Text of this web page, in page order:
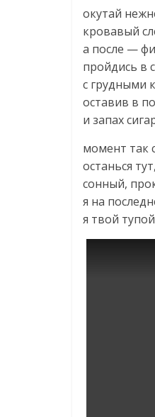
окутай
кровавый
а после —
пройдись в
с грудными
оставив в
и запах
момент так
останься
сонный,
я на
я твой